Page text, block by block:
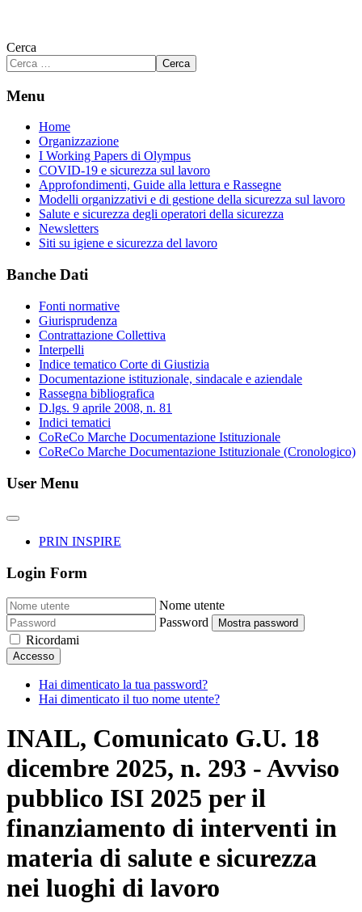
Cerca
Cerca
Menu
Home
Organizzazione
I Working Papers di Olympus
COVID-19 e sicurezza sul lavoro
Approfondimenti, Guide alla lettura e Rassegne
Modelli organizzativi e di gestione della sicurezza sul lavoro
Salute e sicurezza degli operatori della sicurezza
Newsletters
Siti su igiene e sicurezza del lavoro
Banche Dati
Fonti normative
Giurisprudenza
Contrattazione Collettiva
Interpelli
Indice tematico Corte di Giustizia
Documentazione istituzionale, sindacale e aziendale
Rassegna bibliografica
D.lgs. 9 aprile 2008, n. 81
Indici tematici
CoReCo Marche Documentazione Istituzionale
CoReCo Marche Documentazione Istituzionale (Cronologico)
User Menu
PRIN INSPIRE
Login Form
Nome utente
Password
Mostra password
Ricordami
Accesso
Hai dimenticato la tua password?
Hai dimenticato il tuo nome utente?
INAIL, Comunicato G.U. 18
dicembre 2025, n. 293 - Avviso
pubblico ISI 2025 per il
finanziamento di interventi in
materia di salute e sicurezza
nei luoghi di lavoro